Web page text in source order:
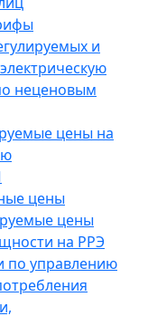
и
неценовым
цены на
цены
цены
на РРЭ
по управлению